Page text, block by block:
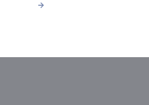
arrow_forward
arrow_forward